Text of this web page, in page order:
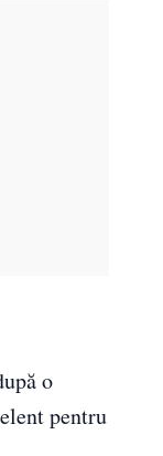
o
pentru